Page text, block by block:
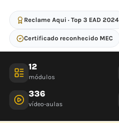
Reclame Aqui · Top 3 EAD 2024
Certificado reconhecido MEC
12
módulos
336
vídeo-aulas